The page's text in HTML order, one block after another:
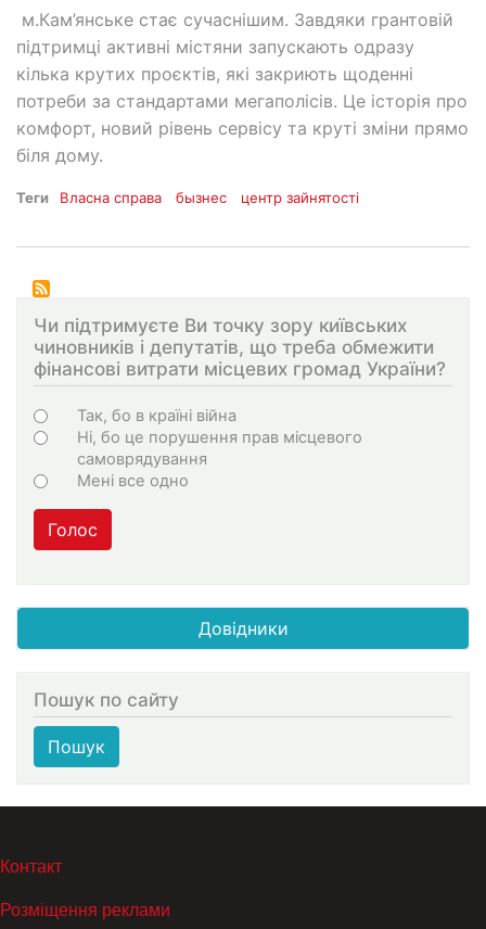
м.Кам’янське стає сучаснішим. Завдяки грантовій
підтримці активні містяни запускають одразу
кілька крутих проєктів, які закриють щоденні
потреби за стандартами мегаполісів. Це історія про
комфорт, новий рівень сервісу та круті зміни прямо
біля дому.
Теги Власна справа бызнес центр зайнятості
Чи підтримуєте Ви точку зору київських
чиновників і депутатів, що треба обмежити
фінансові витрати місцевих громад України?
Варіанти
Так, бо в країні війна
Ні, бо це порушення прав місцевого
самоврядування
Мені все одно
Голос
Довідники
Пошук по сайту
Пошук
МЕНЮ В ПОДВАЛЕ
Контакт
Розміщення реклами